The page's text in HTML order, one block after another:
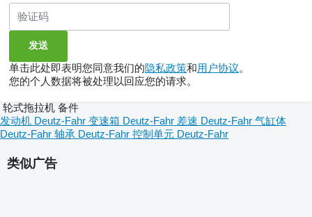
单击此处即表明您同意我们的隐私政策和用户协议。
您的个人数据将被处理以回应您的请求。
类似广告
轮式拖拉机 备件
发动机 Deutz-Fahr 变速箱 Deutz-Fahr 差速 Deutz-Fahr 气缸体
Deutz-Fahr 轴承 Deutz-Fahr 控制单元 Deutz-Fahr